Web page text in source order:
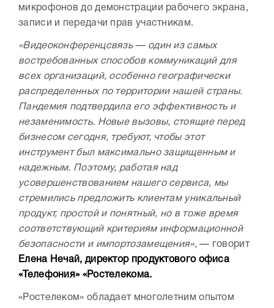
микрофонов до демонстрации рабочего экрана,
записи и передачи прав участникам.
«Видеоконференцсвязь — один из самых
востребованных способов коммуникаций для
всех организаций, особенно географически
распределенных по территории нашей страны.
Пандемия подтвердила его эффективность и
незаменимость. Новые вызовы, стоящие перед
бизнесом сегодня, требуют, чтобы этот
инструмент был максимально защищенным и
надежным. Поэтому, работая над
усовершенствованием нашего сервиса, мы
стремились предложить клиентам уникальный
продукт, простой и понятный, но в тоже время
соответствующий критериям информационной
безопасности и импортозамещения», — говорит
Елена Нечай, директор продуктового офиса
«Телефония» «Ростелекома.
«Ростелеком» обладает многолетним опытом